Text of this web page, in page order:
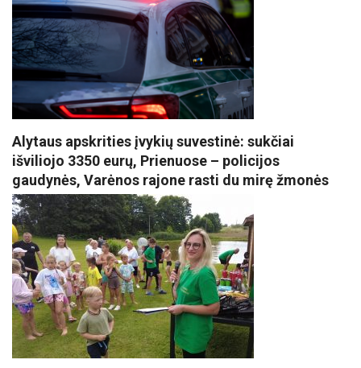
Alytaus apskrities įvykių suvestinė: sukčiai
išviliojo 3350 eurų, Prienuose – policijos
gaudynės, Varėnos rajone rasti du mirę žmonės